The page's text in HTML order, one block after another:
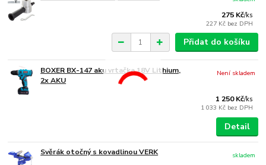
275 Kč/ks
227 Kč bez DPH
Přidat do košíku
BOXER BX-147 aku vrtačka 18V Lithium,
2x AKU
1 250 Kč/ks
1 033 Kč bez DPH
Není skladem
Detail
Svěrák otočný s kovadlinou VERK
skladem